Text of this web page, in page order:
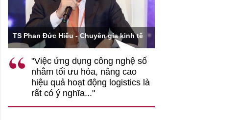
TS Phan Đức Hiếu - Chuyên gia kinh tế
"Việc ứng dụng công nghệ số
nhằm tối ưu hóa, nâng cao
hiệu quả hoạt động logistics là
rất có ý nghĩa..."